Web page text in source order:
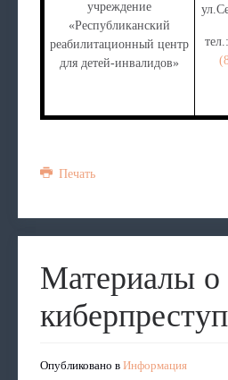
учреждение
«Республиканский
реабилитационный центр
для детей-инвалидов»
тел.:
Печать
Материалы о
Опубликовано вИнформация